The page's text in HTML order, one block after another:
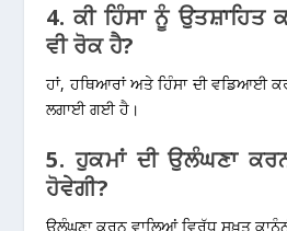
4. ਕੀ ਹਿੰਸਾ ਨੂੰ ਉਤਸ਼ਾਹਿਤ
ਵੀ ਰੋਕ ਹੈ?
ਹਾਂ, ਹਥਿਆਰਾਂ ਅਤੇ ਹਿੰਸਾ ਦੀ ਵਡਿਆਈ
ਲਗਾਈ ਗਈ ਹੈ।
5. ਹੁਕਮਾਂ ਦੀ ਉਲੰਘਣਾ
ਹੋਵੇਗੀ?
ਉਲੰਘਣਾ ਕਰਨ ਵਾਲਿਆਂ ਵਿਰੁੱਧ ਸਖ਼ਤ